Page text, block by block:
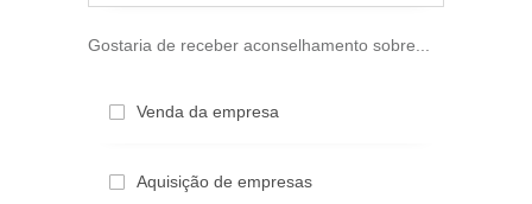
Gostaria de receber aconselhamento sobre...
Venda da empresa
Aquisição de empresas